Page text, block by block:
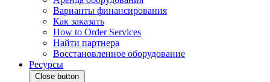
Варианты финансирования
Как заказать
How to Order Services
Найти партнера
Восстановленное оборудование
Ресурсы
Close button